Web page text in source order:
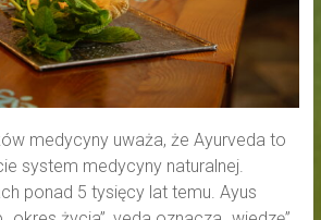
medycyny uważa, że Ayurveda to
system medycyny naturalnej.
ponad 5 tysięcy lat temu. Ayus